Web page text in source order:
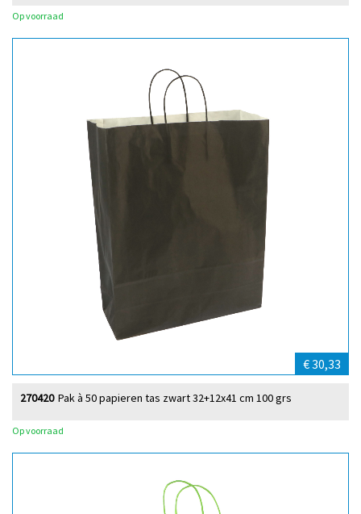
Op voorraad
€ 30,33
Pak à 50 papieren tas zwart 32+12x41 cm 100 grs
270420
Op voorraad